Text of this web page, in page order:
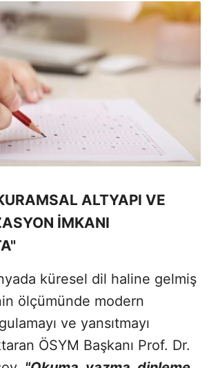
ALTYAPI VE
İMKANI
küresel dil haline gelmiş
ölçümünde modern
ve yansıtmayı
ÖSYM Başkanı Prof. Dr.